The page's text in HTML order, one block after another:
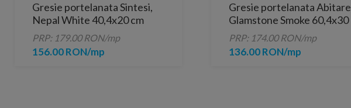
Gresie portelanata Sintesi,
Nepal White 40,4x20 cm
PRP: 179.00 RON/mp
156.00 RON/mp
Gresie portelanata Abitare
Glamstone Smoke 60,4x30
cm
PRP: 174.00 RON/mp
136.00 RON/mp